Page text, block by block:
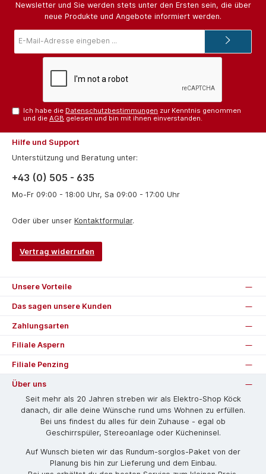
Newsletter und Sie werden stets unter den Ersten sein, die über
neue Produkte und Angebote informiert werden.
Mail-
Ich habe die Datenschutzbestimmungen zur Kenntnis genommen
und dieAGB gelesen und bin mit ihnen einverstanden.
Hilfe und Support
Unterstützung und Beratung unter:
+43 (0) 505 - 635
Mo-Fr 09:00 - 18:00 Uhr, Sa 09:00 - 17:00 Uhr
Oder über unser Kontaktformular.
Vertrag widerrufen
Unsere Vorteile
Das sagen unsere Kunden
Zahlungsarten
Filiale Aspern
Filiale Penzing
Über uns
Seit mehr als 20 Jahren streben wir als Elektro-Shop Köck
danach, dir alle deine Wünsche rund ums Wohnen zu erfüllen.
Bei uns findest du alles für dein Zuhause - egal ob
Geschirrspüler, Stereoanlage oder Kücheninsel.
Auf Wunsch bieten wir das Rund­um-sorg­los-Pa­ket von der
Planung bis hin zur Lieferung und dem Einbau.